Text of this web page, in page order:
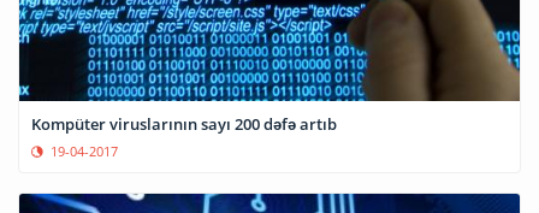
Kompüter viruslarının sayı 200 dəfə artıb
19-04-2017